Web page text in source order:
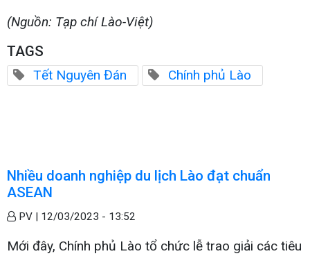
(Nguồn: Tạp chí Lào-Việt)
TAGS
Tết Nguyên Đán Chính phủ Lào
Nhiều doanh nghiệp du lịch Lào đạt chuẩn
ASEAN
PV | 12/03/2023 - 13:52
Mới đây, Chính phủ Lào tổ chức lễ trao giải các tiêu